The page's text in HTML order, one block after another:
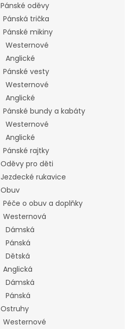
Pánské oděvy
Pánská trička
Pánské mikiny
Westernové
Anglické
Pánské vesty
Westernové
Anglické
Pánské bundy a kabáty
Westernové
Anglické
Pánské rajtky
Oděvy pro děti
Jezdecké rukavice
Obuv
Péče o obuv a doplňky
Westernová
Dámská
Pánská
Dětská
Anglická
Dámská
Pánská
Ostruhy
Westernové